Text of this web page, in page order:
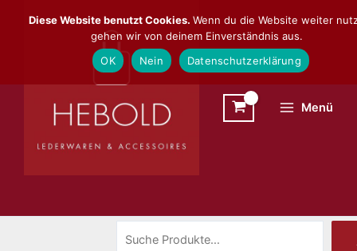
Inhalt
Menü
Diese Website benutzt Cookies. Wenn du die Website weiter
gehen wir von deinem Einverständnis aus.
OK
Nein Datenschutzerklärung